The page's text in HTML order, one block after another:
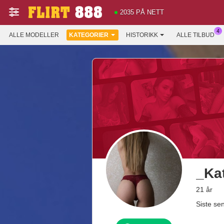
2035 PÅ NETT
ALLE MODELLER KATEGORIER HISTORIKK ALLE TILBUD
21 år
Siste